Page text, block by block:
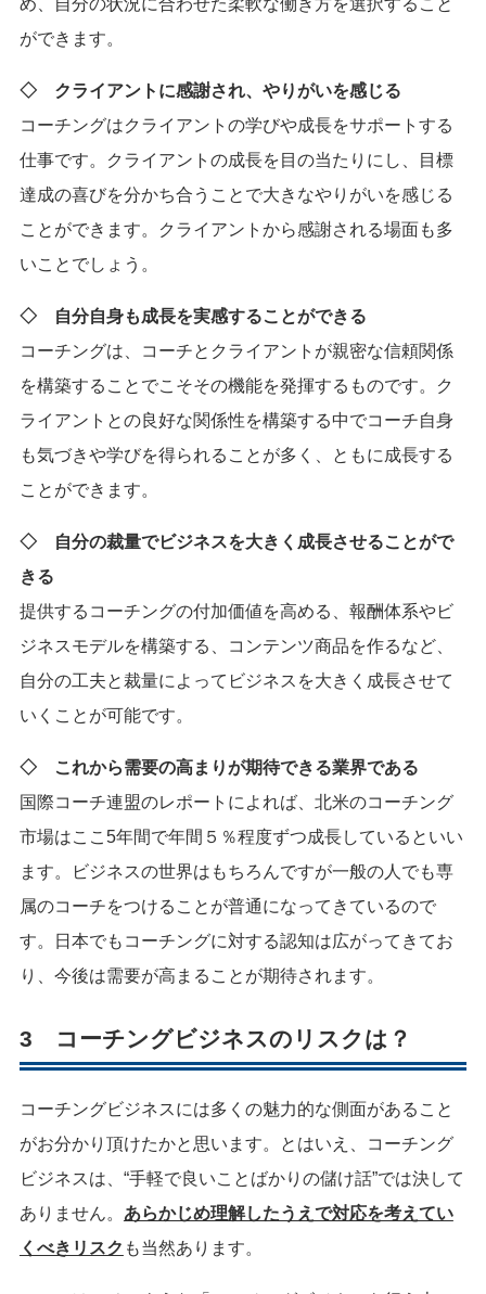
め、自分の状況に合わせた柔軟な働き方を選択すること
ができます。
◇ クライアントに感謝され、やりがいを感じる
コーチングはクライアントの学びや成長をサポートする
仕事です。クライアントの成長を目の当たりにし、目標
達成の喜びを分かち合うことで大きなやりがいを感じる
ことができます。クライアントから感謝される場面も多
いことでしょう。
◇ 自分自身も成長を実感することができる
コーチングは、コーチとクライアントが親密な信頼関係
を構築することでこそその機能を発揮するものです。ク
ライアントとの良好な関係性を構築する中でコーチ自身
も気づきや学びを得られることが多く、ともに成長する
ことができます。
◇
自分の裁量でビジネスを大きく成長させることがで
きる
提供するコーチングの付加価値を高める、報酬体系やビ
ジネスモデルを構築する、コンテンツ商品を作るなど、
自分の工夫と裁量によってビジネスを大きく成長させて
いくことが可能です。
◇
これから需要の高まりが期待できる業界である
国際コーチ連盟のレポートによれば、北米のコーチング
市場はここ5年間で年間５％程度ずつ成長しているといい
ます。ビジネスの世界はもちろんですが一般の人でも専
属のコーチをつけることが普通になってきているので
す。日本でもコーチングに対する認知は広がってきてお
り、今後は需要が高まることが期待されます。
3 コーチングビジネスのリスクは？
コーチングビジネスには多くの魅力的な側面があること
がお分かり頂けたかと思います。とはいえ、コーチング
ビジネスは、“手軽で良いことばかりの儲け話”では決して
ありません。 あらかじめ理解したうえで対応を考えてい
くべきリスク も当然あります。